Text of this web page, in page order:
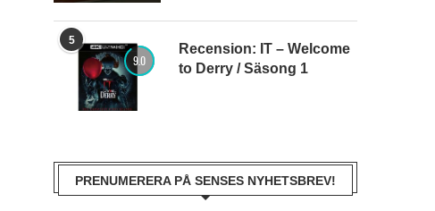
5
9.0
Recension: IT – Welcome
to Derry / Säsong 1
PRENUMERERA PÅ SENSES NYHETSBREV!